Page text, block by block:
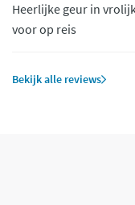
Heerlijke geur in
voor op reis
Bekijk alle reviews